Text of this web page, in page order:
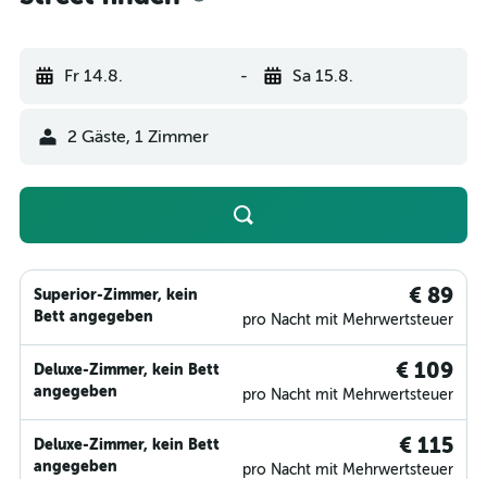
Fr 14.8. - Sa 15.8.
2 Gäste, 1 Zimmer
Superior-Zimmer, kein
Bett angegeben
€ 89
pro Nacht mit Mehrwertsteuer
Deluxe-Zimmer, kein Bett
angegeben
€ 109
pro Nacht mit Mehrwertsteuer
Deluxe-Zimmer, kein Bett
angegeben
€ 115
pro Nacht mit Mehrwertsteuer